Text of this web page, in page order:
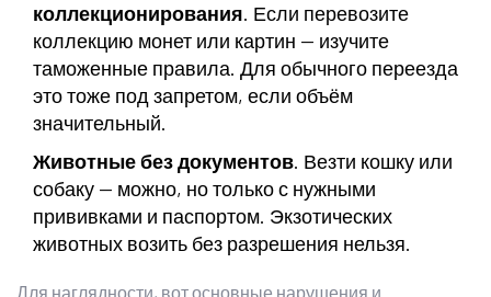
коллекционирования. Если перевозите
коллекцию монет или картин — изучите
таможенные правила. Для обычного переезда
это тоже под запретом, если объём
значительный.
Животные без документов. Везти кошку или
собаку — можно, но только с нужными
прививками и паспортом. Экзотических
животных возить без разрешения нельзя.
Для наглядности, вот основные нарушения и